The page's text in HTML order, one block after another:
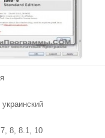
8, 8.1, 10